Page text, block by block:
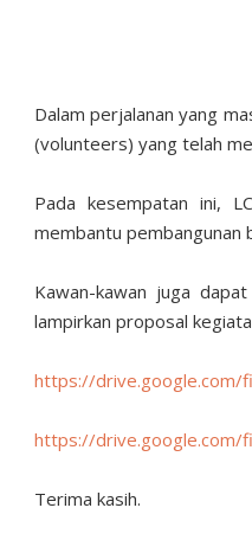
Dalam perjalanan yang
(volunteers) yang telah
Pada kesempatan ini,
membantu pembangunan
Kawan-kawan juga
lampirkan proposal
https://drive.google.com/
https://drive.google.com/
Terima kasih.